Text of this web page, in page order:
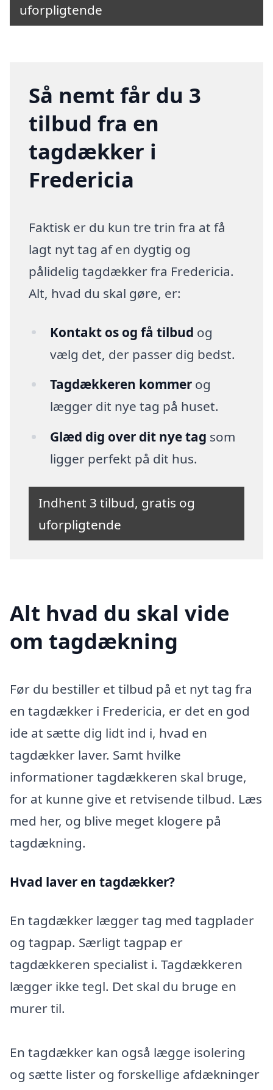
uforpligtende
Så nemt får du 3
tilbud fra en
tagdækker i
Fredericia
Faktisk er du kun tre trin fra at få
lagt nyt tag af en dygtig og
pålidelig tagdækker fra Fredericia.
Alt, hvad du skal gøre, er:
Kontakt os og få tilbud og
vælg det, der passer dig bedst.
Tagdækkeren kommerog
lægger dit nye tag på huset.
Glæd dig over dit nye tag som
ligger perfekt på dit hus.
Indhent 3 tilbud, gratis og
uforpligtende
Alt hvad du skal vide
om tagdækning
Før du bestiller et tilbud på et nyt tag fra
en tagdækker i Fredericia, er det en god
ide at sætte dig lidt ind i, hvad en
tagdækker laver. Samt hvilke
informationer tagdækkeren skal bruge,
for at kunne give et retvisende tilbud. Læs
med her, og blive meget klogere på
tagdækning.
Hvad laver en tagdækker?
En tagdækker lægger tag med tagplader
og tagpap. Særligt tagpap er
tagdækkeren specialist i. Tagdækkeren
lægger ikke tegl. Det skal du bruge en
murer til.
En tagdækker kan også lægge isolering
og sætte lister og forskellige afdækninger